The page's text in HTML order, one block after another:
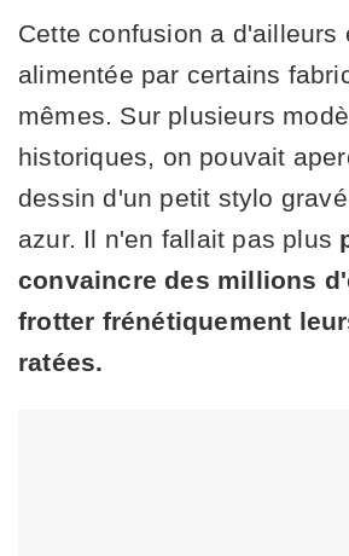
Cette confusion a d'ailleurs
alimentée par certains
mêmes. Sur plusieurs
historiques, on pouvait
dessin d'un petit stylo
azur. Il n'en fallait pas plus
convaincre des millions
frotter frénétiquement
ratées.